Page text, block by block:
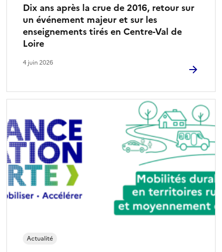
Dix ans après la crue de 2016, retour sur
un événement majeur et sur les
enseignements tirés en Centre-Val de
Loire
4 juin 2026
Actualité